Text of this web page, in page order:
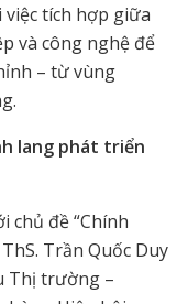
tích hợp giữa
và công nghệ để
– từ vùng
lang phát triển
chủ đề “Chính
Trần Quốc Duy
Thị trường –